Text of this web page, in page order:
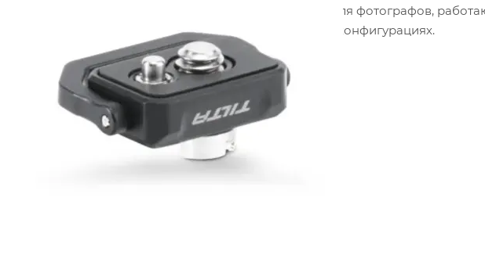
условиях. Крепление одинаково эффективно как для фотографов,
видеографов, использующих камеру в мобильных конфигурациях.